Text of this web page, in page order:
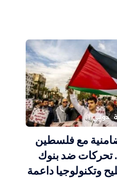
دولي
مع فلسطين
تحركات ضد بنوك
وتكنولوجيا داعمة